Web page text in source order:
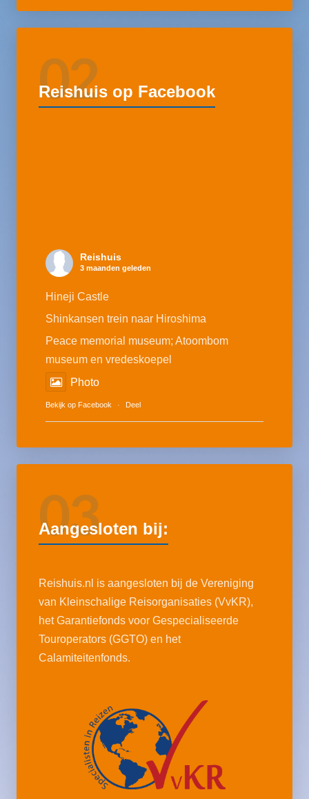
02
Reishuis op Facebook
Reishuis
3 maanden geleden
Hineji Castle
Shinkansen trein naar Hiroshima
Peace memorial museum; Atoombom
museum en vredeskoepel
Photo
Bekijk op Facebook · Deel
03
Aangesloten bij:
Reishuis.nl is aangesloten bij de Vereniging
van Kleinschalige Reisorganisaties (VvKR),
het Garantiefonds voor Gespecialiseerde
Touroperators (GGTO) en het
Calamiteitenfonds.